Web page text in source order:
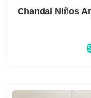
Chandal Niños